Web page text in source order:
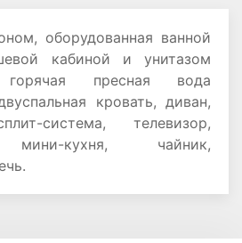
оборудованная ванной
кабиной и унитазом
пресная вода
кровать, диван,
система, телевизор,
мини-кухня, чайник,